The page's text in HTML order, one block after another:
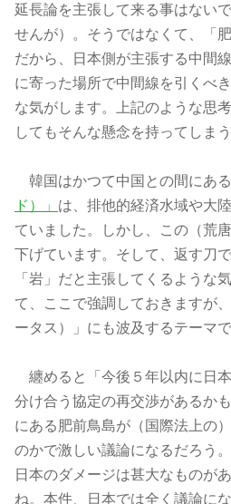
延長論を主張して来る事はない
せんが）。そうではなくて、「
だから、日本側が主張する中間
に寄った場所で中間線を引くべ
な気がします。上記のような思
してもそんな懸念を持ってしまう
韓国はかつて中国との間にあ
ド）」 は、排他的経済水域や大
ていました。しかし、この（荒
下げています。そして、返す刀
「岩」だと主張してくるような
て、ここで強調しておきますが
ータス）」にも波及するテーマで
纏めると「今後５年以内に日
分け合う協定の再交渉があるか
にある肥前鳥島が（国際法上の
のかで激しい議論になるだろう
日本のダメージは甚大なものが
ね。本件、日本では全く議論に